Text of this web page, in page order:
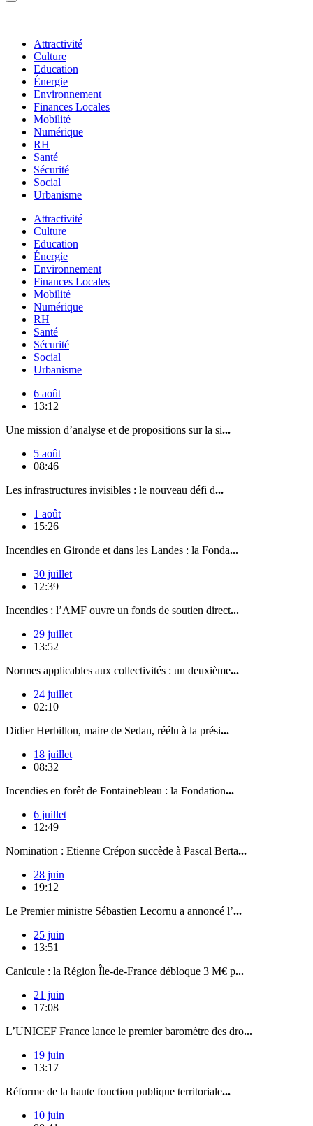
Attractivité
Culture
Education
Énergie
Environnement
Finances Locales
Mobilité
Numérique
RH
Santé
Sécurité
Social
Urbanisme
Attractivité
Culture
Education
Énergie
Environnement
Finances Locales
Mobilité
Numérique
RH
Santé
Sécurité
Social
Urbanisme
6 août
13:12
Une mission d’analyse et de propositions sur la si...
5 août
08:46
Les infrastructures invisibles : le nouveau défi d...
1 août
15:26
Incendies en Gironde et dans les Landes : la Fonda...
30 juillet
12:39
Incendies : l’AMF ouvre un fonds de soutien direct...
29 juillet
13:52
Normes applicables aux collectivités : un deuxième...
24 juillet
02:10
Didier Herbillon, maire de Sedan, réélu à la prési...
18 juillet
08:32
Incendies en forêt de Fontainebleau : la Fondation...
6 juillet
12:49
Nomination : Etienne Crépon succède à Pascal Berta...
28 juin
19:12
Le Premier ministre Sébastien Lecornu a annoncé l’...
25 juin
13:51
Canicule : la Région Île-de-France débloque 3 M€ p...
21 juin
17:08
L’UNICEF France lance le premier baromètre des dro...
19 juin
13:17
Réforme de la haute fonction publique territoriale...
10 juin